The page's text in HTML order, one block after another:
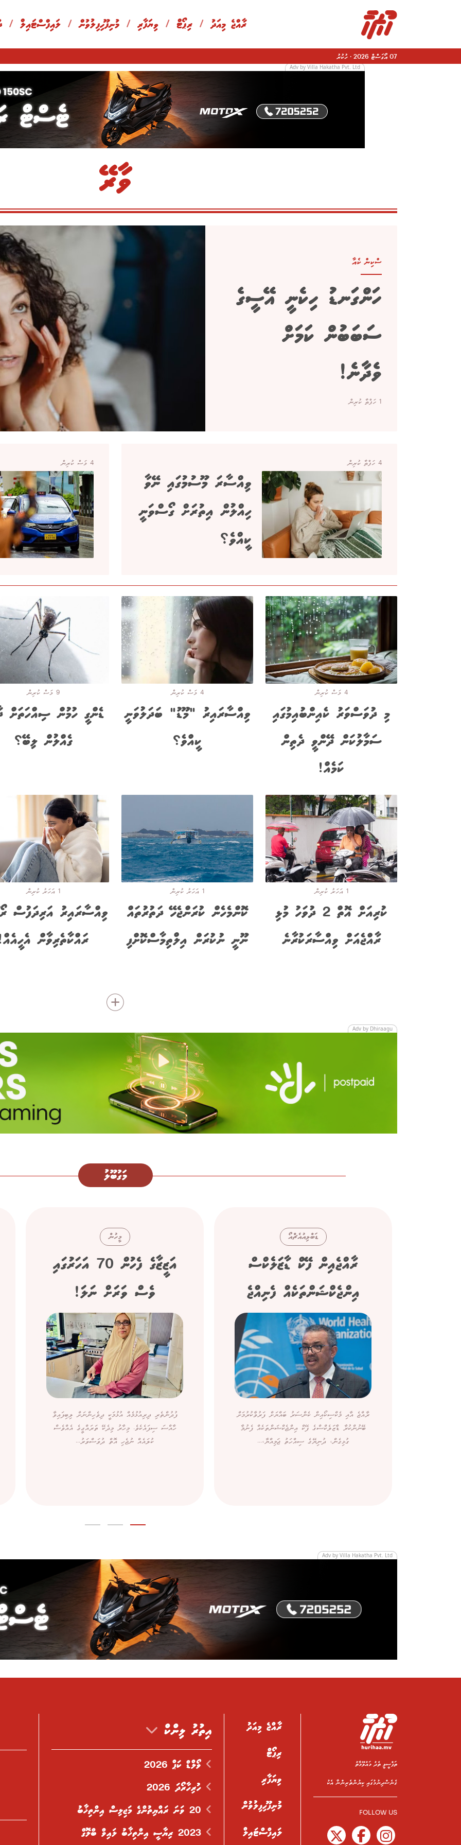
ރާއްޖެ މިއަދު / ރިޕޯޓް / ވިޔަފާރި / މުނިފޫހިފިލުވުން / ލައިފްސްޓައިލް /
07 އޯގަސްޓް 2026 · ހުކުރު
Adv by Villa Hakatha Pvt. Ltd
ވާރޭ
ސްކިން ކެއާ
ހަންގަނޑު ހިކެނީ އޭސީގެ
ސަބަބުން ކަމަށް
ވެދާނެ!
1 ހަފްތާ ކުރިން
4 ހަފްތާ ކުރިން
ވިއްސާރަ މޫސުމުގައި ނޭވާ
ހިއްލުން އިތުރަށް ގޯސްވަނީ
ކީއްވެ؟
4 މަސް ކުރިން
4 މަސް ކުރިން
މި ދުވަސްވަރު ކެއިންބުއިމުގައި
ސަމާލުކަން ދޭންވީ ދެތިން
ކަމެއް!
4 މަސް ކުރިން
ވިއްސާރައިރު "މޫޑު" ބަދަލުވަނީ
ކީއްވެ؟
9 މަސް ކުރިން
ޑެންގީ ހުމުން ސިއްހަތަށް
ގެއްލުން ލިބޭ؟
1 އަހަރު ކުރިން
ކުރިއަށް އޮތް 2 ދުވަހު މުޅި
ރާއްޖެއަށް ވިއްސާރަކުރާނެ
1 އަހަރު ކުރިން
ކޮންމެހެން ކުރަންޖެހޭ ދަތުރުތައް
ނޫނީ ނުކުރަން އިލްތިމާސްކޮށްފި
1 އަހަރު ކުރިން
ވިއްސާރައިރު އަރިދަފުސް
ރައްކާތެރިވާން
Adv by Dhiraagu
މަގުބޫލު
ޑަބްލިއުއެޗްއޯ
ރާއްޖެއިން ފޭކް ޑާޒަލެކްސް
އިންޖެކްޝަންތަކެއް ފެނިއްޖެ
ރާއްޖެ އާއި މެކްސިކޯއިން ކެންސަރު ބައްޔަށް ފަރުވާކުރުމަށް
ބޭނުންކުރާ ޑާޒަލެކްސްގެ ފޭކް އިންޖެކްޝަންތަކެއް ފެނުމާ
ގުޅިގެން، ދުނިޔޭގެ ސިއްހަތު ޖަމިއްޔާ،...
މީހުން
އަޒީޒާގެ ފެހުން 70 އަހަރުގައި
ވެސް ވަރަށް ނަލަ!
ފުދުންތެރި ދިރިއުޅުމެއް އުޅުމަކީ ދިވެހިންނަށް ލިބިފައިވާ
ހާއްސަ ސިފައެކެވެ. މިހާރު މިދެކޭ ތަރައްގީގެ އެއްވެސް
ކުލައެއް ނުޖެހި އޮތް ދުވަސްވަރު...
Adv by Villa Hakatha Pvt. Ltd
ތަފްސީލީ ތެދު މައުލޫމާތު
ގެނެސްދިނުމުގައި ކިޔުންތެރިންނާ އެކު
FOLLOW US
ރާއްޖެ މިއަދު
ރިޕޯޓް
ވިޔަފާރި
މުނިފޫހިފިލުވުން
ލައިފްސްޓައިލް
އިތުރު ލިންކް
ވޯލްޑް ކަޕް 2026
ހުރިހާރޯދަ 2026